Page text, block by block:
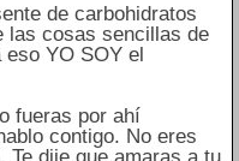
de carbohidratos
las cosas sencillas de
YO SOY el
fueras por ahí
contigo. No eres